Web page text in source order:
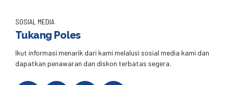
SOSIAL MEDIA
Tukang Poles
Ikut informasi menarik dari kami melalusi sosial media kami dan
dapatkan penawaran dan diskon terbatas segera.